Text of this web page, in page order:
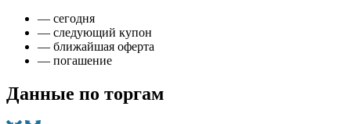
— сегодня
— следующий купон
— ближайшая оферта
— погашение
Данные по торгам